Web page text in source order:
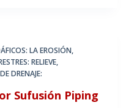
LA EROSIÓN,
RELIEVE,
DRENAJE:
Sufusión Piping